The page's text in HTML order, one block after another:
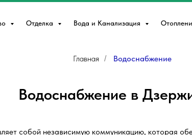
Отделка Вода и Канализация
Главная / Водоснабжение
Водоснабжение в
собой независимую коммуникацию, которая